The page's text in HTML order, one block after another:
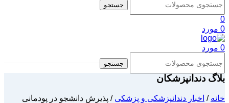
جستجو
0
0 مورد
0 مورد
جستجو
بلاگ دندانپزشکان
خانه / اخبار دندانپزشکی و پزشکی / پذیرش دانشجو در پودمانی